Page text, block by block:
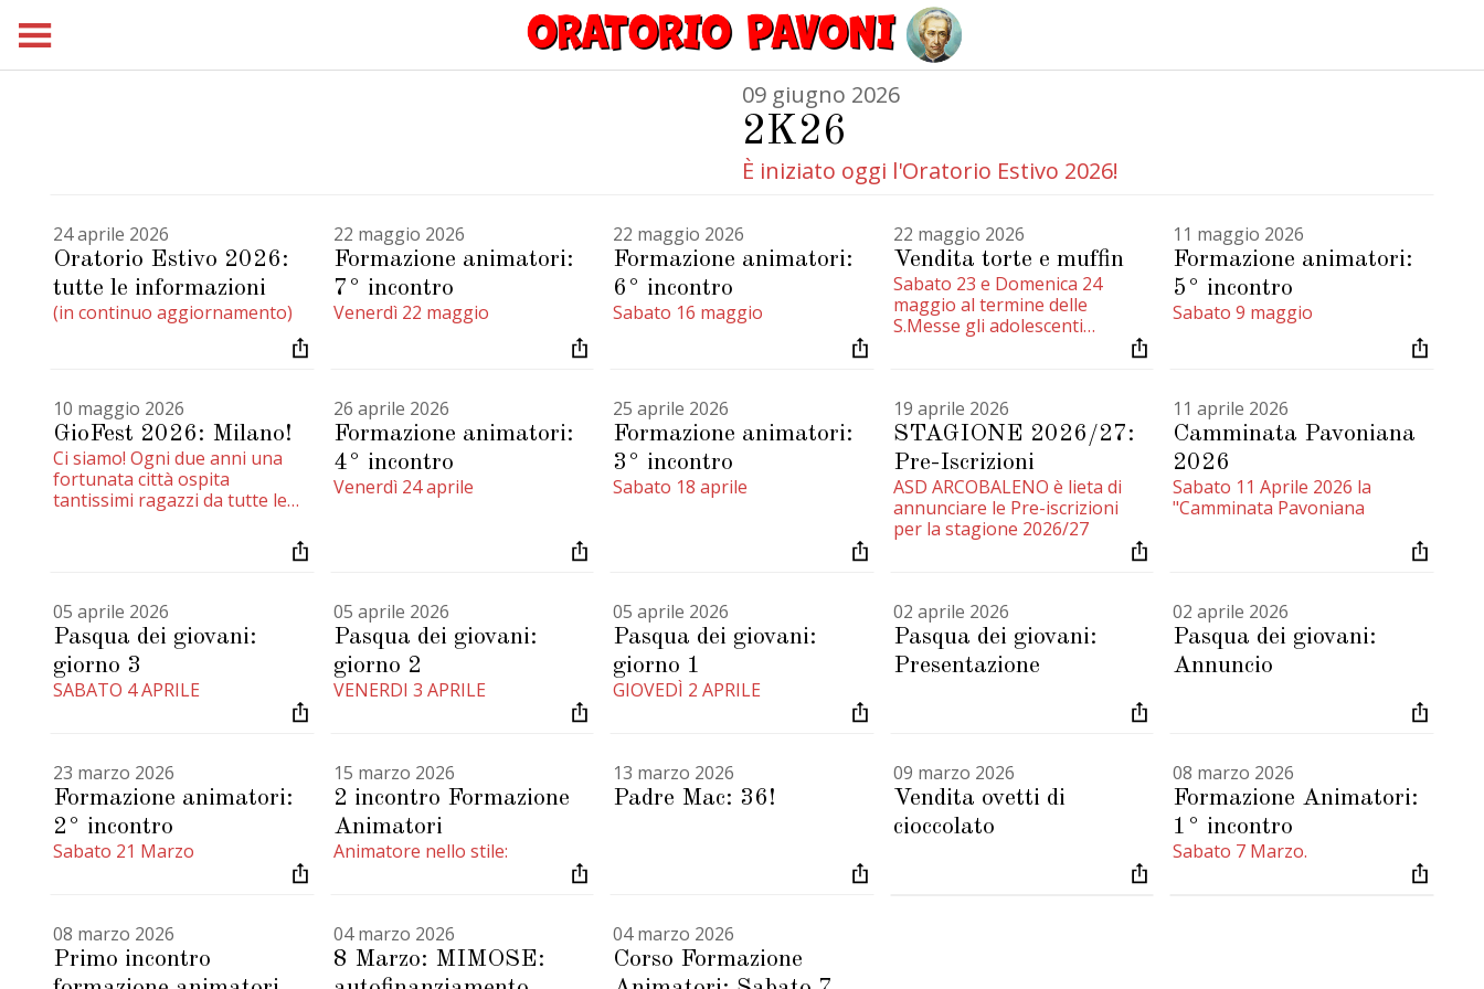
09 giugno 2026
2K26
È iniziato oggi l'Oratorio Estivo 2026!
24 aprile 2026
Oratorio Estivo 2026:
tutte le informazioni
(in continuo aggiornamento)
22 maggio 2026
Formazione animatori:
7° incontro
Venerdì 22 maggio
22 maggio 2026
Formazione animatori:
6° incontro
Sabato 16 maggio
22 maggio 2026
Vendita torte e muffin
Sabato 23 e Domenica 24
maggio al termine delle
S.Messe gli adolescenti
venderanno muffin e torte per
prelibatezze!
11 maggio 2026
Formazione animatori:
5° incontro
Sabato 9 maggio
10 maggio 2026
GioFest 2026: Milano!
Ci siamo! Ogni due anni una
fortunata città ospita
tantissimi ragazzi da tutte le
giornata di festa!
26 aprile 2026
Formazione animatori:
4° incontro
Venerdì 24 aprile
25 aprile 2026
Formazione animatori:
3° incontro
Sabato 18 aprile
19 aprile 2026
STAGIONE 2026/27:
Pre-Iscrizioni
ASD ARCOBALENO è lieta di
annunciare le Pre-iscrizioni
per la stagione 2026/27
11 aprile 2026
Camminata Pavoniana
2026
Sabato 11 Aprile 2026 la
"Camminata Pavoniana
05 aprile 2026
Pasqua dei giovani:
giorno 3
SABATO 4 APRILE
05 aprile 2026
Pasqua dei giovani:
giorno 2
VENERDI 3 APRILE
05 aprile 2026
Pasqua dei giovani:
giorno 1
GIOVEDÌ 2 APRILE
02 aprile 2026
Pasqua dei giovani:
Presentazione
02 aprile 2026
Pasqua dei giovani:
Annuncio
23 marzo 2026
Formazione animatori:
2° incontro
Sabato 21 Marzo
15 marzo 2026
2 incontro Formazione
Animatori
Animatore nello stile:
13 marzo 2026
Padre Mac: 36!
09 marzo 2026
Vendita ovetti di
cioccolato
08 marzo 2026
Formazione Animatori:
1° incontro
Sabato 7 Marzo.
08 marzo 2026
Primo incontro
04 marzo 2026
8 Marzo: MIMOSE:
04 marzo 2026
Corso Formazione